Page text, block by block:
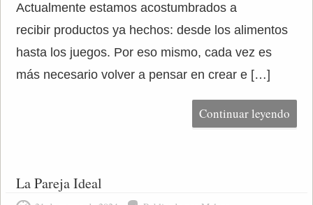
Actualmente estamos acostumbrados a
recibir productos ya hechos: desde los alimentos
hasta los juegos. Por eso mismo, cada vez es
más necesario volver a pensar en crear e […]
Continuar leyendo
La Pareja Ideal